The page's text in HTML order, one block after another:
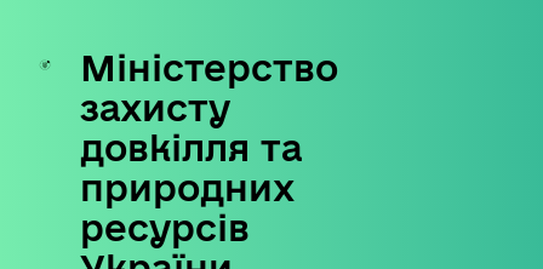
Skip
content
Міністерство
захисту
довкілля та
природних
ресурсів